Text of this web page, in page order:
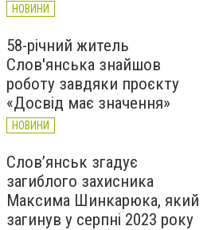
НОВИНИ
58-річний житель
Слов'янська знайшов
роботу завдяки проєкту
«Досвід має значення»
НОВИНИ
Слов’янськ згадує
загиблого захисника
Максима Шинкарюка, який
загинув у серпні 2023 року